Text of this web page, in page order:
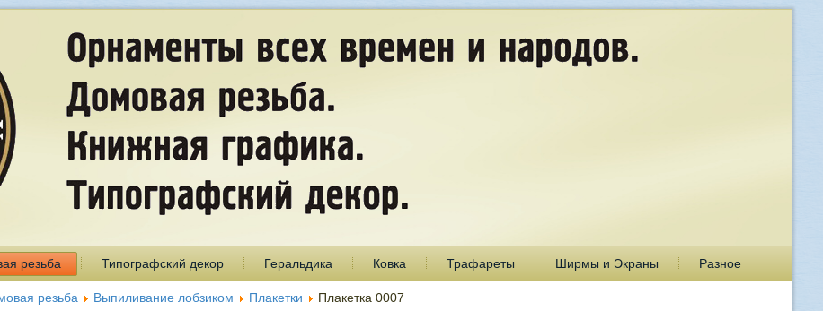
резьба Типографский декор Геральдика Ковка Трафареты Ширмы и Экраны Разное
резьба Выпиливание лобзиком Плакетки Плакетка 0007